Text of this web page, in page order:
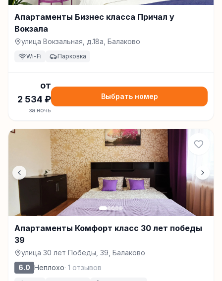
Апартаменты Бизнес класса Причал у
Вокзала
улица Вокзальная, д.18а, Балаково
Wi-Fi Парковка
от
2 534 ₽
за ночь
Выбрать номер
Апартаменты Комфорт класс 30 лет победы
39
улица 30 лет Победы, 39, Балаково
6.0 Неплохо· 1 отзывов